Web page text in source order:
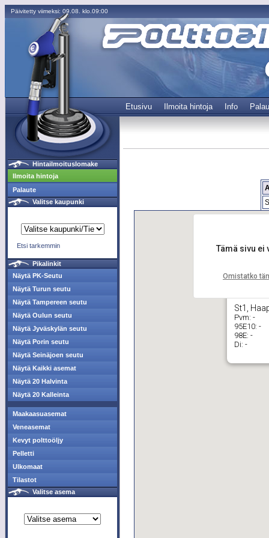
Päivitetty viimeksi: 09.08. klo.09:00
Etusivu Ilmoita hintoja Info
Hintailmoituslomake
Ilmoita hintoja
Palaute
Valitse kaupunki
Etsi tarkemmin
Pikalinkit
Näytä PK-Seutu
Näytä Turun seutu
Näytä Tampereen seutu
Näytä Oulun seutu
Näytä Jyväskylän seutu
Näytä Porin seutu
Näytä Seinäjoen seutu
Näytä Kaikki asemat
Näytä 20 Halvinta
Näytä 20 Kalleinta
Maakaasuasemat
Veneasemat
Kevyt polttoöljy
Pelletti
Ulkomaat
Tilastot
Valitse asema
St1,
Pvm: -
95E10: -
98E: -
Di: -
Tämä sivu ei
Omistatko